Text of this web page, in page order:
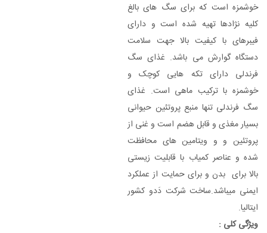
خوشمزه است که برای سگ های بالغ
کلیه نژادها تهیه شده است و دارای
فیبرهای با کیفیت بالا جهت سلامت
دستگاه گوارش می باشد. غذای سگ
فرندلی دارای تکه هایی کوچک و
خوشمزه با ترکیب ماهی است. غذای
سگ فرندلی تنها منبع پروتئین حیوانی
بسیار مغذی و قابل هضم است و غنی از
پروتئین و و ویتامین های محافظت
شده و عناصر کمیاب با قابلیت زیستی
بالا برای بدن و برای حمایت از عملکرد
ایمنی میباشد.ساخت شرکت دَدو کشور
ایتالیا.
ویژگی کلی :